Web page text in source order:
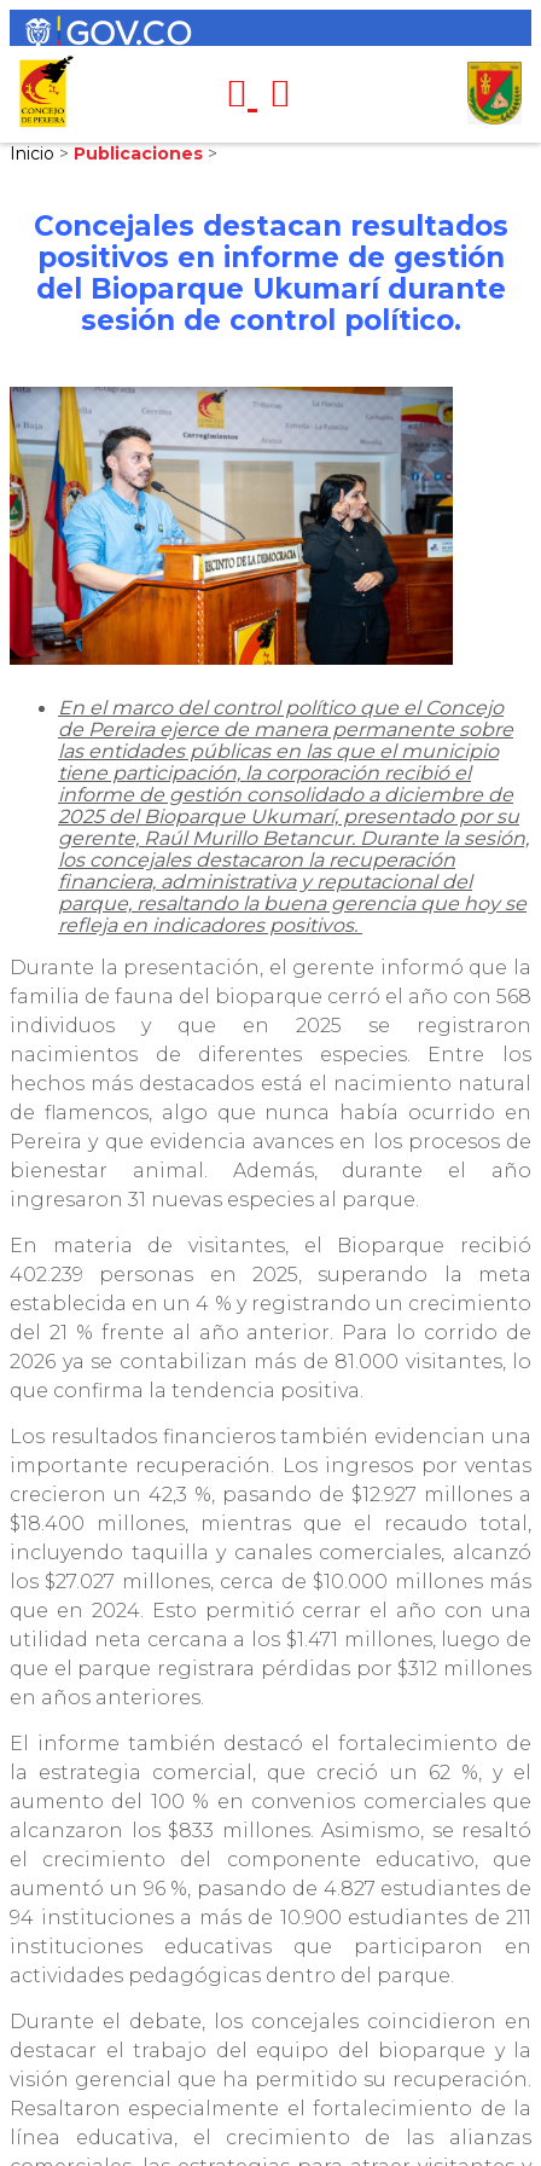
Inicio > Publicaciones >
Concejales destacan resultados
positivos en informe de gestión
del Bioparque Ukumarí durante
sesión de control político.
En el marco del control político que el Concejo
de Pereira ejerce de manera permanente sobre
las entidades públicas en las que el municipio
tiene participación, la corporación recibió el
informe de gestión consolidado a diciembre de
2025 del Bioparque Ukumarí, presentado por su
gerente, Raúl Murillo Betancur. Durante la sesión,
los concejales destacaron la recuperación
financiera, administrativa y reputacional del
parque, resaltando la buena gerencia que hoy se
refleja en indicadores positivos.
Durante la presentación, el gerente informó que la
familia de fauna del bioparque cerró el año con 568
individuos y que en 2025 se registraron
nacimientos de diferentes especies. Entre los
hechos más destacados está el nacimiento natural
de flamencos, algo que nunca había ocurrido en
Pereira y que evidencia avances en los procesos de
bienestar animal. Además, durante el año
ingresaron 31 nuevas especies al parque.
En materia de visitantes, el Bioparque recibió
402.239 personas en 2025, superando la meta
establecida en un 4 % y registrando un crecimiento
del 21 % frente al año anterior. Para lo corrido de
2026 ya se contabilizan más de 81.000 visitantes, lo
que confirma la tendencia positiva.
Los resultados financieros también evidencian una
importante recuperación. Los ingresos por ventas
crecieron un 42,3 %, pasando de $12.927 millones a
$18.400 millones, mientras que el recaudo total,
incluyendo taquilla y canales comerciales, alcanzó
los $27.027 millones, cerca de $10.000 millones más
que en 2024. Esto permitió cerrar el año con una
utilidad neta cercana a los $1.471 millones, luego de
que el parque registrara pérdidas por $312 millones
en años anteriores.
El informe también destacó el fortalecimiento de
la estrategia comercial, que creció un 62 %, y el
aumento del 100 % en convenios comerciales que
alcanzaron los $833 millones. Asimismo, se resaltó
el crecimiento del componente educativo, que
aumentó un 96 %, pasando de 4.827 estudiantes de
94 instituciones a más de 10.900 estudiantes de 211
instituciones educativas que participaron en
actividades pedagógicas dentro del parque.
Durante el debate, los concejales coincidieron en
destacar el trabajo del equipo del bioparque y la
visión gerencial que ha permitido su recuperación.
Resaltaron especialmente el fortalecimiento de la
línea educativa, el crecimiento de las alianzas